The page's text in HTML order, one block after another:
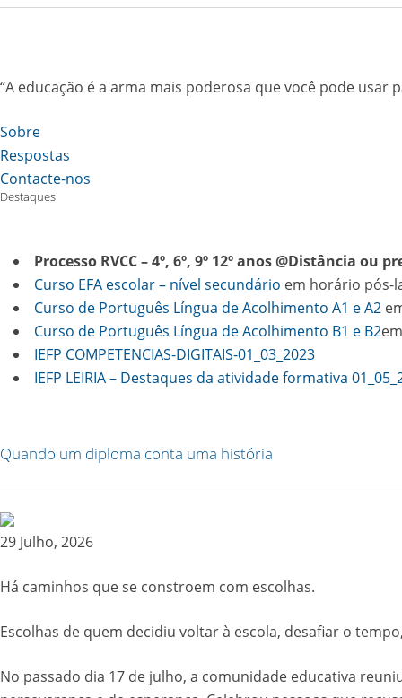
“A educação é a arma mais poderosa que você pode usar
Sobre
Respostas
Contacte-nos
Destaques
Processo RVCC –4º, 6º, 9º 12º anos @Distância ou
Curso EFA escolar – nível secundário em horário pós-
Curso de Português Língua de Acolhimento A1 e A2
Curso de Português Língua de Acolhimento B1 e B2
IEFP COMPETENCIAS-DIGITAIS-01_03_2023
IEFP LEIRIA – Destaques da atividade formativa
Quando um diploma conta uma história
29 Julho, 2026
Há caminhos que se constroem com escolhas.
Escolhas de quem decidiu voltar à escola, desafiar o
No passado dia 17 de julho, a comunidade educativa